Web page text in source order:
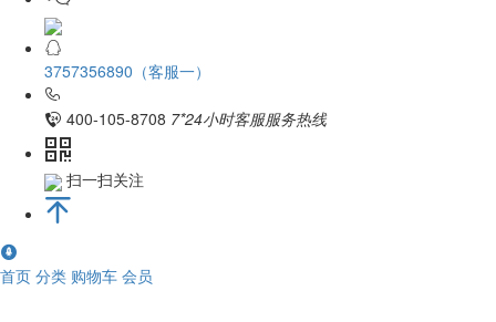
3757356890（客服一）
400-105-8708 7*24小时客服服务热线
扫一扫关注
首页 分类 购物车 会员